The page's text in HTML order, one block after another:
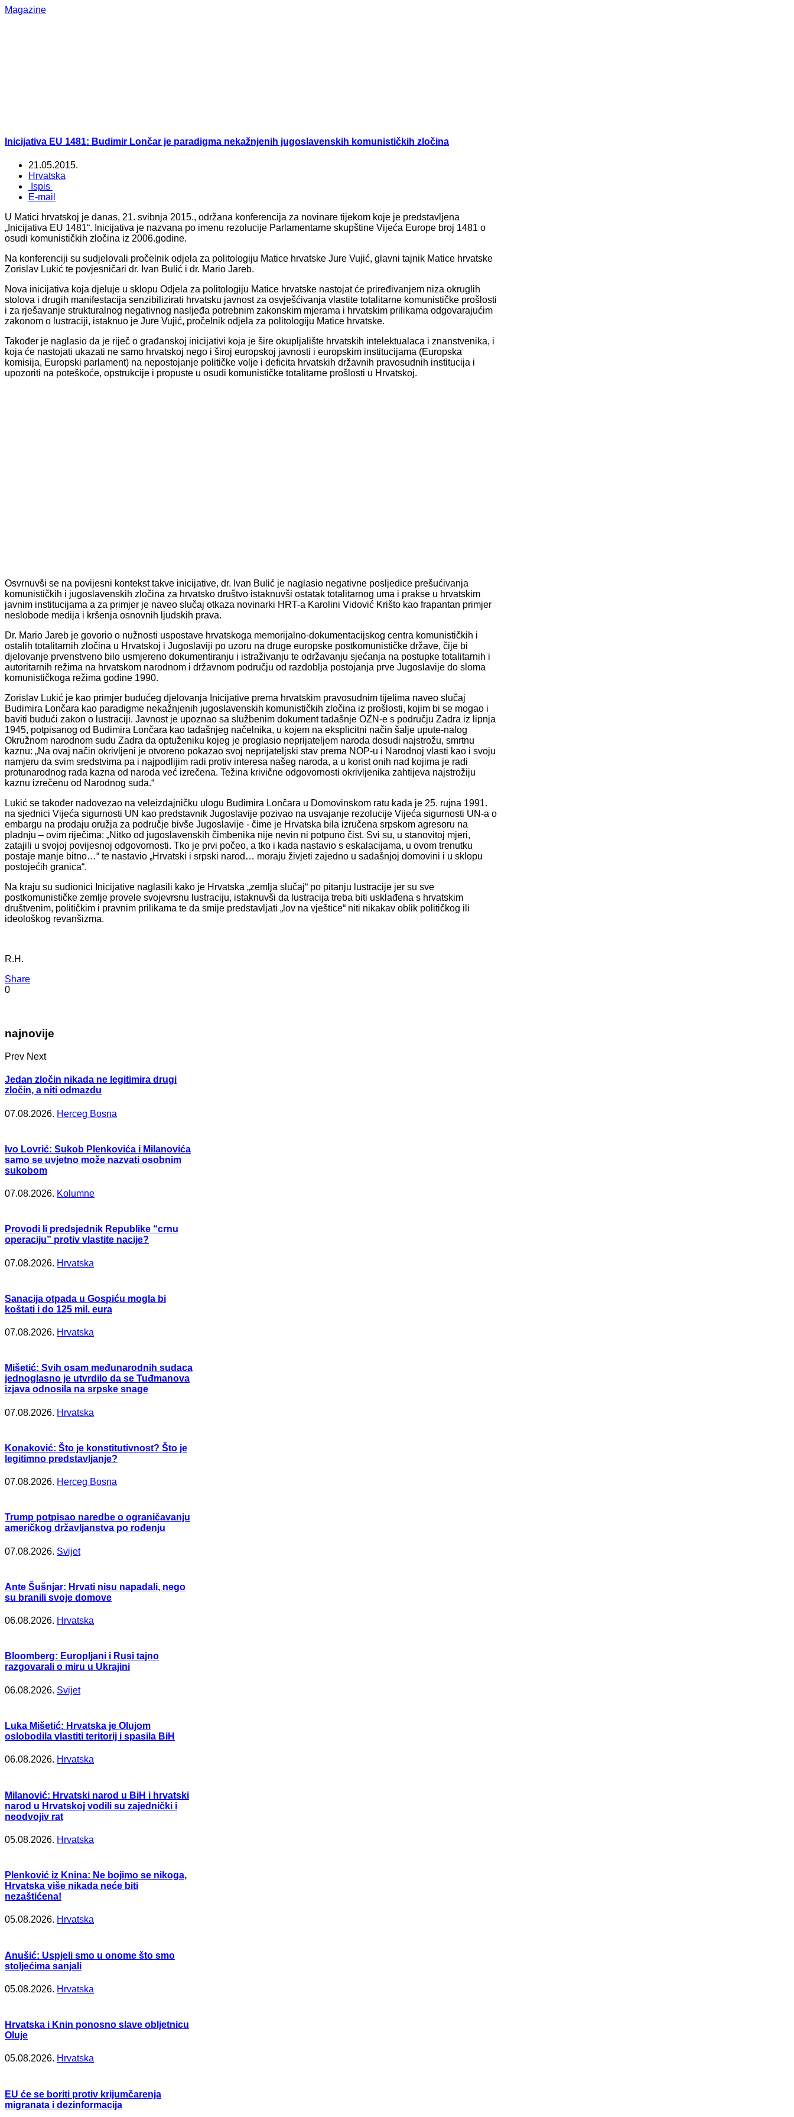
Magazine
Inicijativa EU 1481: Budimir Lončar je paradigma nekažnjenih jugoslavenskih komunističkih zločina
21.05.2015.
Hrvatska
Ispis
E-mail
U Matici hrvatskoj je danas, 21. svibnja 2015., održana konferencija za novinare tijekom koje je predstavljena
„Inicijativa EU 1481“. Inicijativa je nazvana po imenu rezolucije Parlamentarne skupštine Vijeća Europe broj 1481 o
osudi komunističkih zločina iz 2006.godine.
Na konferenciji su sudjelovali pročelnik odjela za politologiju Matice hrvatske Jure Vujić, glavni tajnik Matice hrvatske
Zorislav Lukić te povjesničari dr. Ivan Bulić i dr. Mario Jareb.
Nova inicijativa koja djeluje u sklopu Odjela za politologiju Matice hrvatske nastojat će priređivanjem niza okruglih
stolova i drugih manifestacija senzibilizirati hrvatsku javnost za osvješćivanja vlastite totalitarne komunističke prošlosti
i za rješavanje strukturalnog negativnog nasljeđa potrebnim zakonskim mjerama i hrvatskim prilikama odgovarajućim
zakonom o lustraciji, istaknuo je Jure Vujić, pročelnik odjela za politologiju Matice hrvatske.
Također je naglasio da je riječ o građanskoj inicijativi koja je šire okupljalište hrvatskih intelektualaca i znanstvenika, i
koja će nastojati ukazati ne samo hrvatskoj nego i široj europskoj javnosti i europskim institucijama (Europska
komisija, Europski parlament) na nepostojanje političke volje i deficita hrvatskih državnih pravosudnih institucija i
upozoriti na poteškoće, opstrukcije i propuste u osudi komunističke totalitarne prošlosti u Hrvatskoj.
Osvrnuvši se na povijesni kontekst takve inicijative, dr. Ivan Bulić je naglasio negativne posljedice prešućivanja
komunističkih i jugoslavenskih zločina za hrvatsko društvo istaknuvši ostatak totalitarnog uma i prakse u hrvatskim
javnim institucijama a za primjer je naveo slučaj otkaza novinarki HRT-a Karolini Vidović Krišto kao frapantan primjer
neslobode medija i kršenja osnovnih ljudskih prava.
Dr. Mario Jareb je govorio o nužnosti uspostave hrvatskoga memorijalno-dokumentacijskog centra komunističkih i
ostalih totalitarnih zločina u Hrvatskoj i Jugoslaviji po uzoru na druge europske postkomunističke države, čije bi
djelovanje prvenstveno bilo usmjereno dokumentiranju i istraživanju te održavanju sjećanja na postupke totalitarnih i
autoritarnih režima na hrvatskom narodnom i državnom području od razdoblja postojanja prve Jugoslavije do sloma
komunističkoga režima godine 1990.
Zorislav Lukić je kao primjer budućeg djelovanja Inicijative prema hrvatskim pravosudnim tijelima naveo slučaj
Budimira Lončara kao paradigme nekažnjenih jugoslavenskih komunističkih zločina iz prošlosti, kojim bi se mogao i
baviti budući zakon o lustraciji. Javnost je upoznao sa službenim dokument tadašnje OZN-e s području Zadra iz lipnja
1945, potpisanog od Budimira Lončara kao tadašnjeg načelnika, u kojem na eksplicitni način šalje upute-nalog
Okružnom narodnom sudu Zadra da optuženiku kojeg je proglasio neprijateljem naroda dosudi najstrožu, smrtnu
kaznu: „Na ovaj način okrivljeni je otvoreno pokazao svoj neprijateljski stav prema NOP-u i Narodnoj vlasti kao i svoju
namjeru da svim sredstvima pa i najpodlijim radi protiv interesa našeg naroda, a u korist onih nad kojima je radi
protunarodnog rada kazna od naroda već izrečena. Težina krivične odgovornosti okrivljenika zahtijeva najstrožiju
kaznu izrečenu od Narodnog suda.“
Lukić se također nadovezao na veleizdajničku ulogu Budimira Lončara u Domovinskom ratu kada je 25. rujna 1991.
na sjednici Vijeća sigurnosti UN kao predstavnik Jugoslavije pozivao na usvajanje rezolucije Vijeća sigurnosti UN-a o
embargu na prodaju oružja za područje bivše Jugoslavije - čime je Hrvatska bila izručena srpskom agresoru na
pladnju – ovim riječima: „Nitko od jugoslavenskih čimbenika nije nevin ni potpuno čist. Svi su, u stanovitoj mjeri,
zatajili u svojoj povijesnoj odgovornosti. Tko je prvi počeo, a tko i kada nastavio s eskalacijama, u ovom trenutku
postaje manje bitno…“ te nastavio „Hrvatski i srpski narod… moraju živjeti zajedno u sadašnjoj domovini i u sklopu
postojećih granica“.
Na kraju su sudionici Inicijative naglasili kako je Hrvatska „zemlja slučaj“ po pitanju lustracije jer su sve
postkomunističke zemlje provele svojevrsnu lustraciju, istaknuvši da lustracija treba biti usklađena s hrvatskim
društvenim, političkim i pravnim prilikama te da smije predstavljati „lov na vještice“ niti nikakav oblik političkog ili
ideološkog revanšizma.
R.H.
Share
0
najnovije
Prev Next
Jedan zločin nikada ne legitimira drugi
zločin, a niti odmazdu
07.08.2026. Herceg Bosna
Ivo Lovrić: Sukob Plenkovića i Milanovića
samo se uvjetno može nazvati osobnim
sukobom
07.08.2026. Kolumne
Provodi li predsjednik Republike “crnu
operaciju” protiv vlastite nacije?
07.08.2026. Hrvatska
Sanacija otpada u Gospiću mogla bi
koštati i do 125 mil. eura
07.08.2026. Hrvatska
Mišetić: Svih osam međunarodnih sudaca
jednoglasno je utvrdilo da se Tuđmanova
izjava odnosila na srpske snage
07.08.2026. Hrvatska
Konaković: Što je konstitutivnost? Što je
legitimno predstavljanje?
07.08.2026. Herceg Bosna
Trump potpisao naredbe o ograničavanju
američkog državljanstva po rođenju
07.08.2026. Svijet
Ante Šušnjar: Hrvati nisu napadali, nego
su branili svoje domove
06.08.2026. Hrvatska
Bloomberg: Europljani i Rusi tajno
razgovarali o miru u Ukrajini
06.08.2026. Svijet
Luka Mišetić: Hrvatska je Olujom
oslobodila vlastiti teritorij i spasila BiH
06.08.2026. Hrvatska
Milanović: Hrvatski narod u BiH i hrvatski
narod u Hrvatskoj vodili su zajednički i
neodvojiv rat
05.08.2026. Hrvatska
Plenković iz Knina: Ne bojimo se nikoga,
Hrvatska više nikada neće biti
nezaštićena!
05.08.2026. Hrvatska
Anušić: Uspjeli smo u onome što smo
stoljećima sanjali
05.08.2026. Hrvatska
Hrvatska i Knin ponosno slave obljetnicu
Oluje
05.08.2026. Hrvatska
EU će se boriti protiv krijumčarenja
migranata i dezinformacija